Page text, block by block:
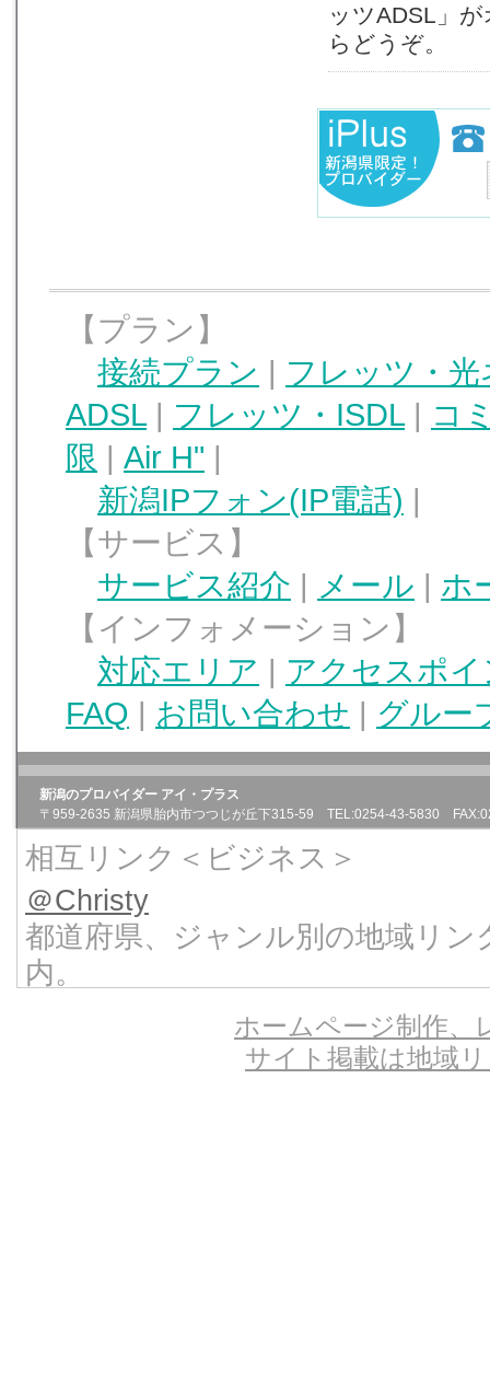
ッツADSL」
らどうぞ。
【プラン】
接続プラン | フレッツ・
ADSL| フレッツ・ISDL| コ
限 | Air H" |
新潟IPフォン(IP電話) |
【サービス】
サービス紹介 | メール | ホ
【インフォメーション】
対応エリア | アクセスポ
FAQ | お問い合わせ | グルー
新潟のプロバイダー アイ・プラス
〒959-2635 新潟県胎内市つつじが丘下315-59 TEL:0254-43-5830
相互リンク＜ビジネス＞
＠Christy
都道府県、ジャンル別の地域リ
内。
ホームページ制作、プロバイダ
ホームページ制作、
サイト掲載は地域